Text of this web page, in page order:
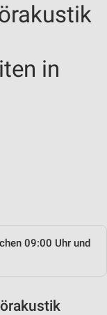
in
09:00 Uhr und